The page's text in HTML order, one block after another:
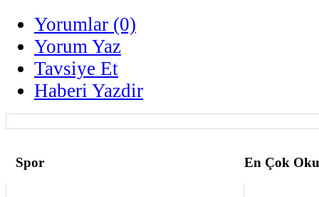
Yorumlar (0)
Yorum Yaz
Tavsiye Et
Haberi Yazdir
Spor En Çok